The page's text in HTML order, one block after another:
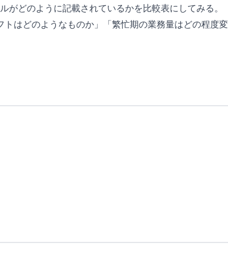
がどのように記載されているかを比較表にしてみる。
はどのようなものか」「繁忙期の業務量はどの程度